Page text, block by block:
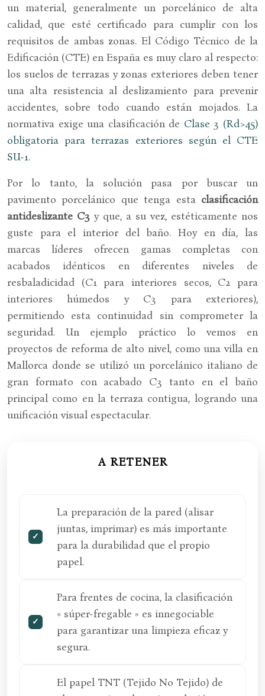
un material, generalmente un porcelánico de alta
calidad, que esté certificado para cumplir con los
requisitos de ambas zonas. El Código Técnico de la
Edificación (CTE) en España es muy claro al respecto:
los suelos de terrazas y zonas exteriores deben tener
una alta resistencia al deslizamiento para prevenir
accidentes, sobre todo cuando están mojados. La
normativa exige una clasificación de Clase 3 (Rd>45)
obligatoria para terrazas exteriores según el CTE
SU-1.
Por lo tanto, la solución pasa por buscar un
pavimento porcelánico que tenga esta clasificación
antideslizante C3 y que, a su vez, estéticamente nos
guste para el interior del baño. Hoy en día, las
marcas líderes ofrecen gamas completas con
acabados idénticos en diferentes niveles de
resbaladicidad (C1 para interiores secos, C2 para
interiores húmedos y C3 para exteriores),
permitiendo esta continuidad sin comprometer la
seguridad. Un ejemplo práctico lo vemos en
proyectos de reforma de alto nivel, como una villa en
Mallorca donde se utilizó un porcelánico italiano de
gran formato con acabado C3 tanto en el baño
principal como en la terraza contigua, logrando una
unificación visual espectacular.
A RETENER
La preparación de la pared (alisar
juntas, imprimar) es más importante
para la durabilidad que el propio
papel.
Para frentes de cocina, la clasificación
« súper-fregable » es innegociable
para garantizar una limpieza eficaz y
segura.
El papel TNT (Tejido No Tejido) de